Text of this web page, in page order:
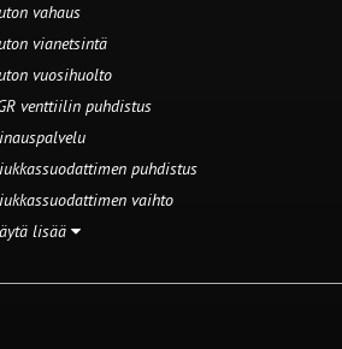
vahaus
vianetsintä
vuosihuolto
venttiilin puhdistus
puhdistus
vaihto
lisää